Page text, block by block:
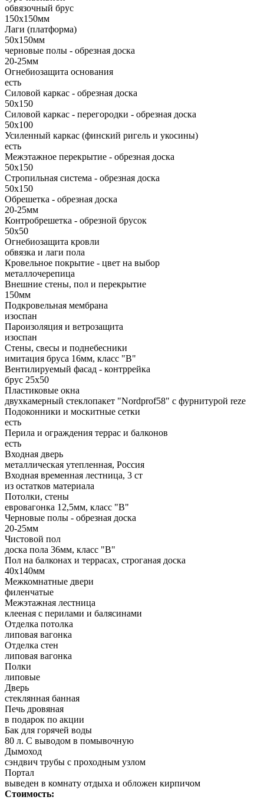
обвязочный брус
150х150мм
Лаги (платформа)
50х150мм
черновые полы - обрезная доска
20-25мм
Огнебиозащита основания
есть
Силовой каркас - обрезная доска
50х150
Силовой каркас - перегородки - обрезная доска
50х100
Усиленный каркас (финский ригель и укосины)
есть
Межэтажное перекрытие - обрезная доска
50х150
Стропильная система - обрезная доска
50х150
Обрешетка - обрезная доска
20-25мм
Контробрешетка - обрезной брусок
50x50
Огнебиозащита кровли
обвязка и лаги пола
Кровельное покрытие - цвет на выбор
металлочерепица
Внешние стены, пол и перекрытие
150мм
Подкровельная мембрана
изоспан
Пароизоляция и ветрозащита
изоспан
Стены, свесы и поднебесники
имитация бруса 16мм, класс "В"
Вентилируемый фасад - контррейка
брус 25х50
Пластиковые окна
двухкамерный стеклопакет "Nordprof58" c фурнитурой reze
Подоконники и москитные сетки
есть
Перила и ограждения террас и балконов
есть
Входная дверь
металлическая утепленная, Россия
Входная временная лестница, 3 ст
из остатков материала
Потолки, стены
евровагонка 12,5мм, класс "В"
Черновые полы - обрезная доска
20-25мм
Чистовой пол
доска пола 36мм, класс "B"
Пол на балконах и террасах, строганая доска
40х140мм
Межкомнатные двери
филенчатые
Межэтажная лестница
клееная с перилами и балясинами
Отделка потолка
липовая вагонка
Отделка стен
липовая вагонка
Полки
липовые
Дверь
стеклянная банная
Печь дровяная
в подарок по акции
Бак для горячей воды
80 л. С выводом в помывочную
Дымоход
сэндвич трубы с проходным узлом
Портал
выведен в комнату отдыха и обложен кирпичом
Стоимость: